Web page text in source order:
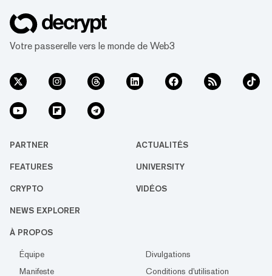
Votre passerelle vers le monde de Web3
PARTNER ACTUALITÉS
FEATURES UNIVERSITY
CRYPTO VIDÉOS
NEWS EXPLORER
À PROPOS
Équipe
Divulgations
Manifeste
Conditions d'utilisation